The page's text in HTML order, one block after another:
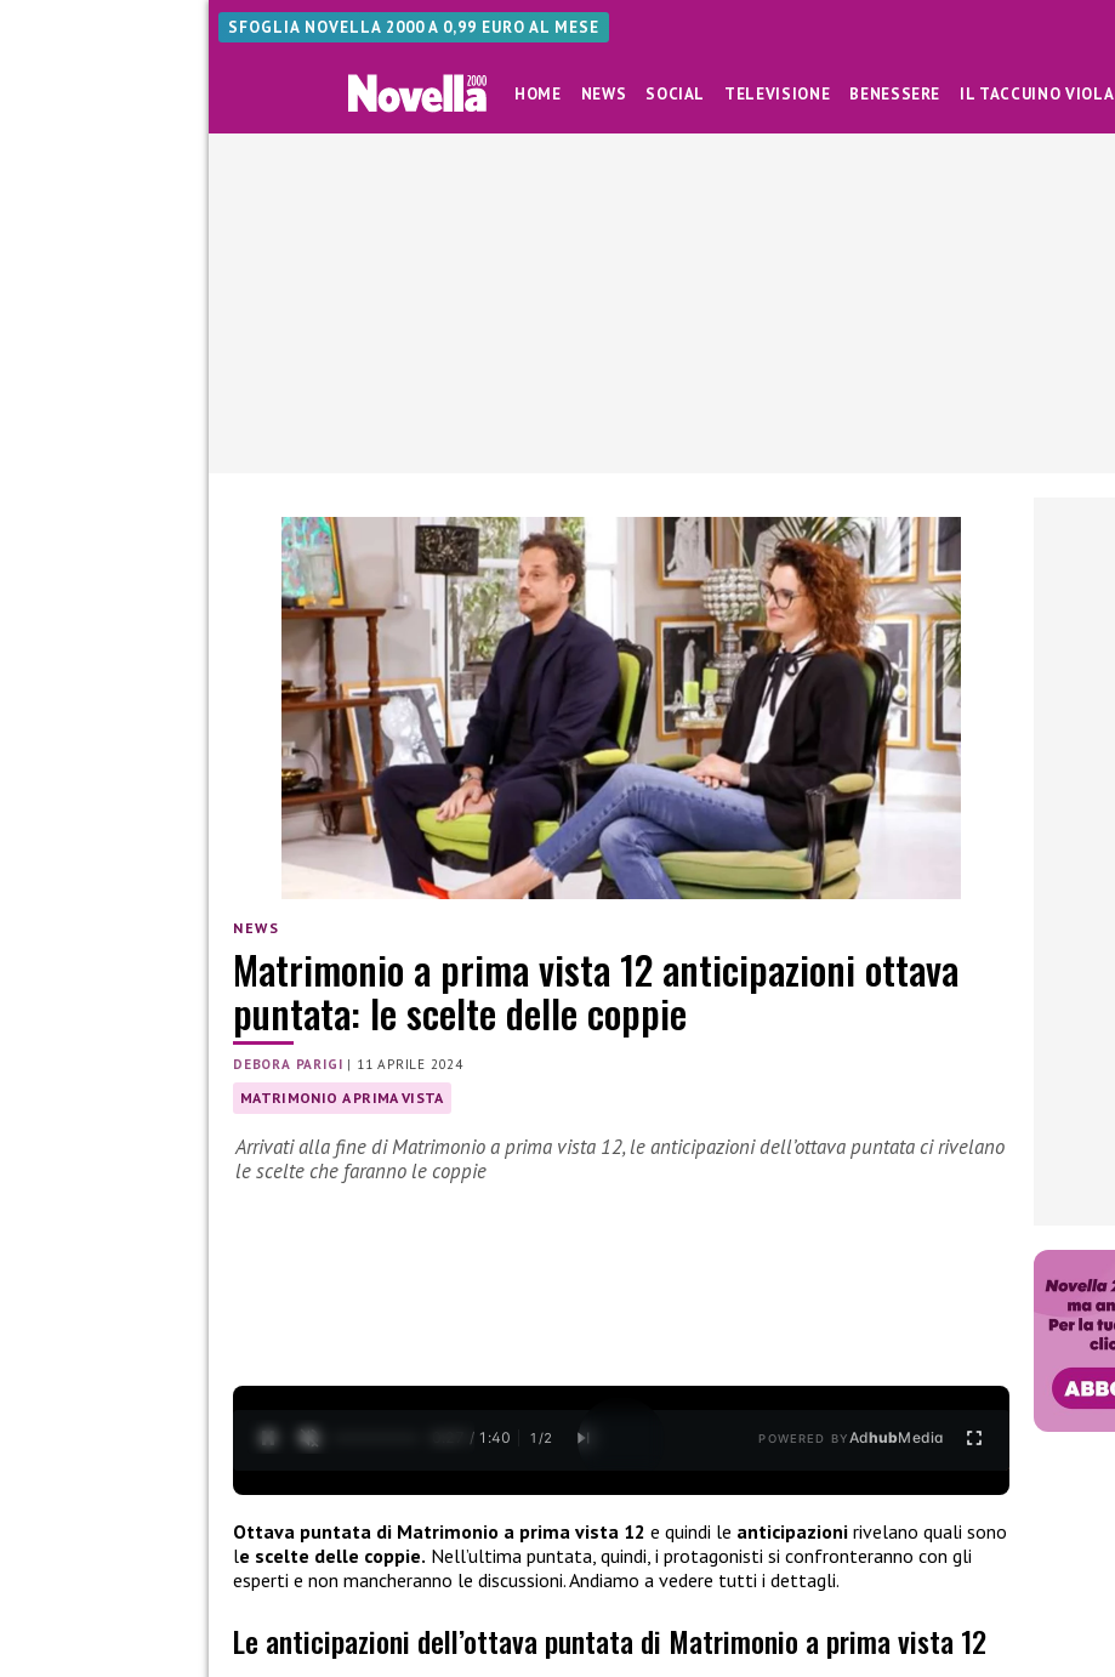
SFOGLIA NOVELLA 2000 A 0,99 EURO AL MESE
HOME NEWS SOCIAL TELEVISIONE BENESSERE IL TACCUINO VIOLA
NEWS
Matrimonio a prima vista 12 anticipazioni ottava
puntata: le scelte delle coppie
DEBORA PARIGI | 11 APRILE 2024
MATRIMONIO A PRIMA VISTA
Arrivati alla fine di Matrimonio a prima vista 12, le anticipazioni dell’ottava puntata ci rivelano
le scelte che faranno le coppie
0:28 / 1:40 1 /2 POWERED BYAdhubMedia
Ottava puntata di Matrimonio a prima vista 12 e quindi le anticipazioni rivelano quali sono
le scelte delle coppie. Nell’ultima puntata, quindi, i protagonisti si confronteranno con gli
esperti e non mancheranno le discussioni. Andiamo a vedere tutti i dettagli.
Le anticipazioni dell’ottava puntata di Matrimonio a prima vista 12